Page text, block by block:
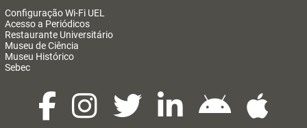
Configuração Wi-Fi UEL
Acesso a Periódicos
Restaurante Universitário
Museu de Ciência
Museu Histórico
Sebec